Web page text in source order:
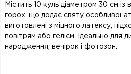
Містить 10 куль діаметром 30 см
горох, що додає святу особливої
виготовлені з міцного латексу,
повітрям або гелієм. Ідеально для
народження, вечірок і фотозон.